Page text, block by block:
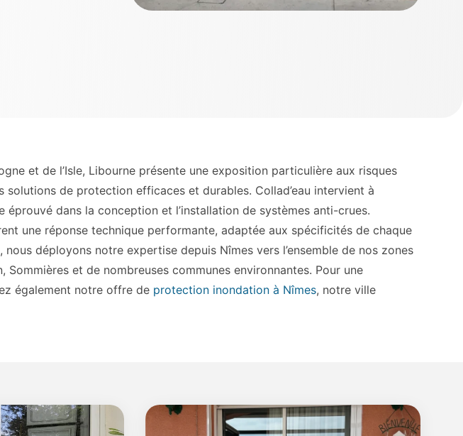
et de l’Isle, Libourne présente une exposition particulière aux risques
solutions de protection efficaces et durables. Collad’eau intervient à
éprouvé dans la conception et l’installation de systèmes anti-crues.
une réponse technique performante, adaptée aux spécificités de chaque
déployons notre expertise depuis Nîmes vers l’ensemble de nos zones
Sommières et de nombreuses communes environnantes. Pour une
également notre offre de protection inondation à Nîmes, notre ville